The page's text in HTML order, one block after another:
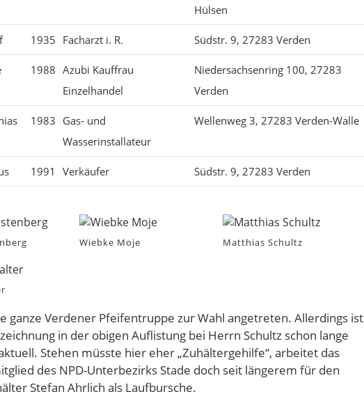
Hülsen
1935 Facharzt i. R. Südstr. 9, 27283 Verden
1988 Azubi Kauffrau
Einzelhandel
Niedersachsenring 100, 27283
Verden
1983 Gas- und
Wasserinstallateur
Wellenweg 3, 27283 Verden-Walle
1991 Verkäufer Südstr. 9, 27283 Verden
Wiebke Moje Matthias Schultz
ganze Verdener Pfeifentruppe zur Wahl angetreten. Allerdings ist
in der obigen Auflistung bei Herrn Schultz schon lange
Stehen müsste hier eher „Zuhältergehilfe“, arbeitet das
des NPD-Unterbezirks Stade doch seit längerem für den
Stefan Ahrlich als Laufbursche.